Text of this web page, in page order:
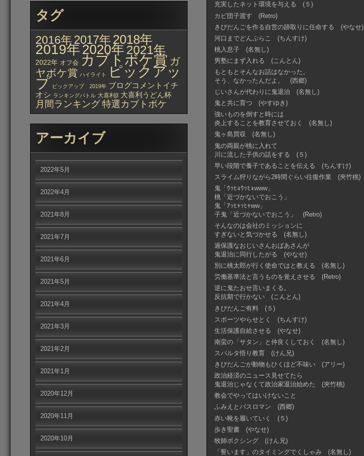
充実したネット環境を与える (５)
カビ団子渡す (Retro)
きびだんごを作る自営の跡取りに任命する (やなせ)
河口までどんぶらこ (ちんすけ)
桃入息子 (名無し)
男塾にまず入れる (こんとん)
もともとそんなお話はなかった。
そう、なかったんだよ。 (西郷)
じいさんが代わりに鬼退治 (名無し)
鬼と共に育つ (やすゆき)
強いものを倒すと時には
炎上することを教育させておく (名無し)
鬼ヶ島買収 (名無し)
鬼の両親が桃に入れて
川に流した子供の話をする (５)
早い段階で養子であることを伝える (ちんすけ)
スライム狩りながら2時間ぐらい往復作業 (夾竹桃)
鬼「ｳｯﾋｮｳｯﾋｮwww」
桃「近づかないでおこう」
鬼「ｱｯﾋｬｯﾋｬww」
子鬼「近づかないでおこう」 (Retro)
そんなのは会社のミッションに
すぎないと気づかせる (名無し)
過保護なおじいさんおばあさんが
鬼退治に同行したがる (やなせ)
別に桃太郎が行く使命ではと教える (名無し)
労働基準法と言うものを覚えさせる (Retro)
逆に鬼たおせ言いまくる。
反抗期で行かない (こんとん)
きびだんご有料 (５)
スポーツやらせとく (ちんすけ)
生活保護自給させる (やなせ)
南蛮の「サタン」と仲良くしておく (名無し)
スパルタ悟り教育 (けん兄)
きびだんごが動物もひくほど不味い (アリー)
政治経済のニュース見せてたら
鬼退治じゃなくて政治家退治始めた (夾竹桃)
教会でやってはいけないこと
ふみえとバスロマン (西郷)
赤い靴を履いていく (５)
歩き聖書 (やなせ)
牧師ボクシング (けん兄)
「誓います」のタイミングでくしゃみ (名無し)
タグ
2016年 2017年 2018年
2019年2020年 2021年
2022年 オフ会 カブトボケ賞 ガ
ヤボケ賞 ハイライト ピックアッ
プ ピックアップ 2019年 ブログコメントイチ
オシ ランキングバトル 大喜利β 大喜利うどん杯
月間ランキング特選カブトボケ
アーカイブ
2022年5月
2022年4月
2021年8月
2021年7月
2021年6月
2021年5月
2021年4月
2021年3月
2021年2月
2021年1月
2020年12月
2020年11月
2020年10月